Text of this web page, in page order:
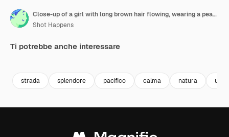
Close-up of a girl with long brown hair flowing, wearing a peach jacket, walking through an urban area at sunset. The warm sunlight creates a serene and tranquil atmosphere as she moves forward
Shot Happens
Ti potrebbe anche interessare
strada splendore pacifico calma natura